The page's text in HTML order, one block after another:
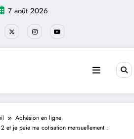
7 août 2026
Adhésion en ligne
2 et je paie ma cotisation mensuellement :